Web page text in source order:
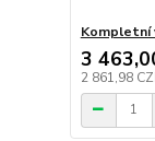
Kompletní
3
2 861,98